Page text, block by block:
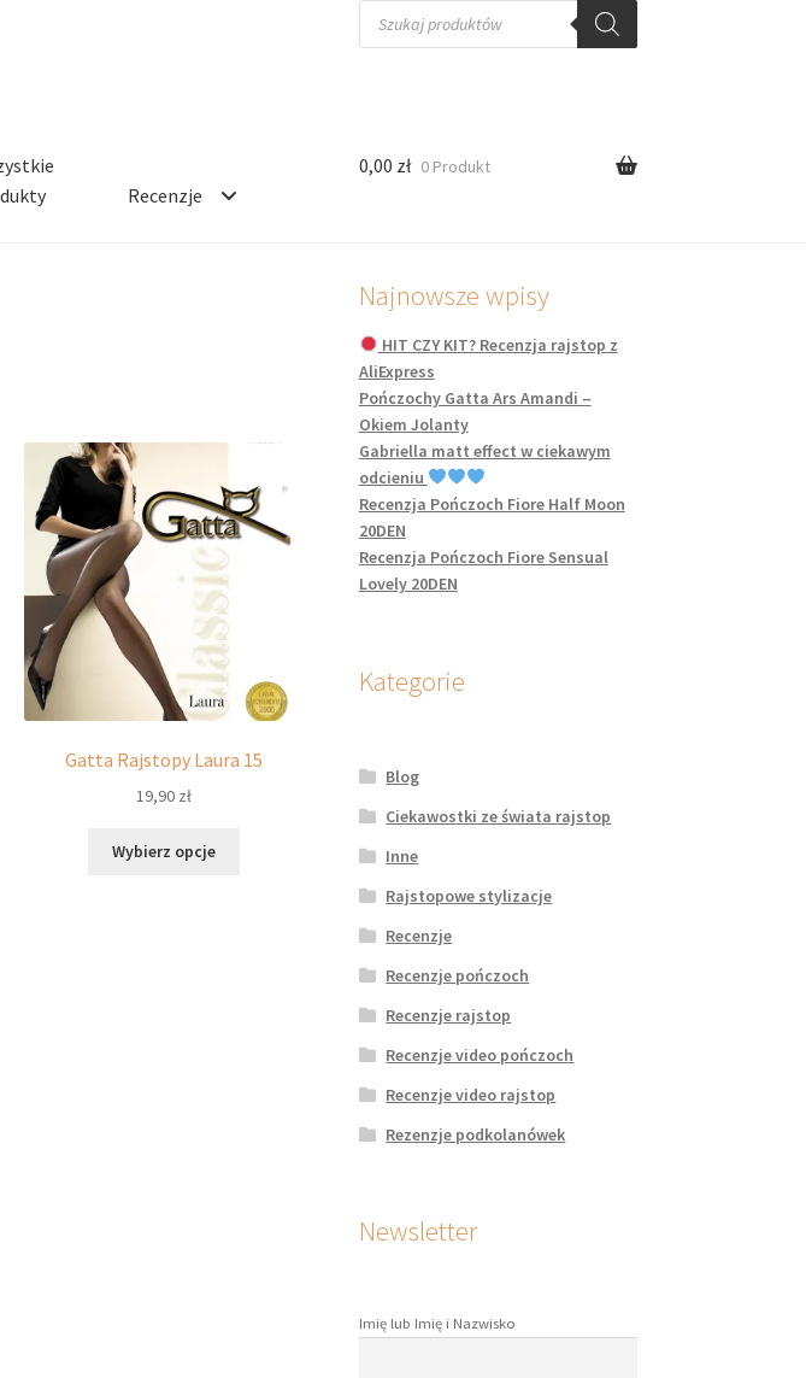
Wyszukiwarka
produktów
Recenzje
0,00 zł 0 Produkt
Gatta Rajstopy Laura 15
19,90 zł
Wybierz opcje
Najnowsze wpisy
HIT CZY KIT? Recenzja rajstop z
AliExpress
Pończochy Gatta Ars Amandi –
Okiem Jolanty
Gabriella matt effect w ciekawym
odcieniu
Recenzja Pończoch Fiore Half Moon
20DEN
Recenzja Pończoch Fiore Sensual
Lovely 20DEN
Kategorie
Blog
Ciekawostki ze świata rajstop
Inne
Rajstopowe stylizacje
Recenzje
Recenzje pończoch
Recenzje rajstop
Recenzje video pończoch
Recenzje video rajstop
Rezenzje podkolanówek
Newsletter
Imię lub Imię i Nazwisko